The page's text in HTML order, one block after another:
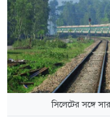
সিলেটের সঙ্গে